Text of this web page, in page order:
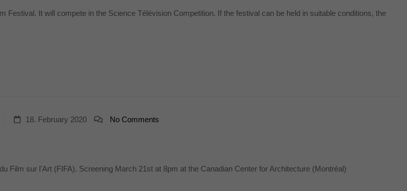
It will compete in the Science Télévision Competition. If the festival can be held in suitable conditions, the
18. February 2020 No Comments
Film sur l'Art (FIFA). Screening March 21st at 8pm at the Canadian Center for Architecture (Montréal)